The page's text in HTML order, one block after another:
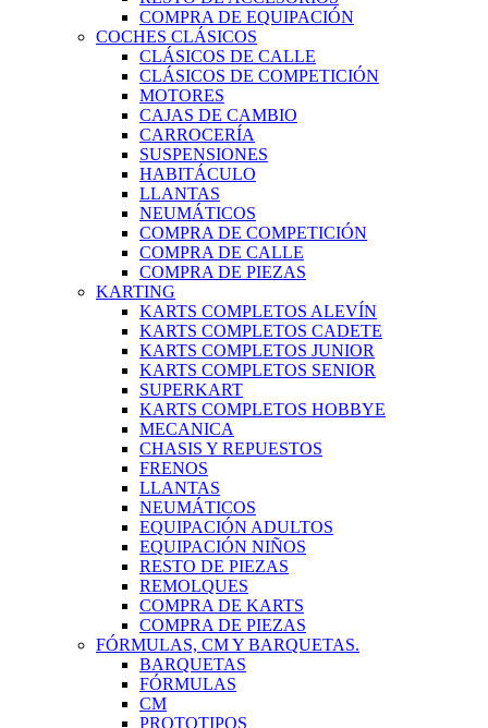
COMPRA DE EQUIPACIÓN
COCHES CLÁSICOS
CLÁSICOS DE CALLE
CLÁSICOS DE COMPETICIÓN
MOTORES
CAJAS DE CAMBIO
CARROCERÍA
SUSPENSIONES
HABITÁCULO
LLANTAS
NEUMÁTICOS
COMPRA DE COMPETICIÓN
COMPRA DE CALLE
COMPRA DE PIEZAS
KARTING
KARTS COMPLETOS ALEVÍN
KARTS COMPLETOS CADETE
KARTS COMPLETOS JUNIOR
KARTS COMPLETOS SENIOR
SUPERKART
KARTS COMPLETOS HOBBYE
MECANICA
CHASIS Y REPUESTOS
FRENOS
LLANTAS
NEUMÁTICOS
EQUIPACIÓN ADULTOS
EQUIPACIÓN NIÑOS
RESTO DE PIEZAS
REMOLQUES
COMPRA DE KARTS
COMPRA DE PIEZAS
FÓRMULAS, CM Y BARQUETAS.
BARQUETAS
FÓRMULAS
CM
PROTOTIPOS